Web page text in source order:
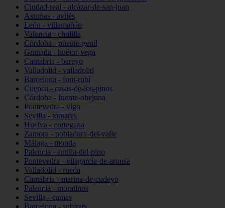
Ciudad-real - alcázar-de-san-juan
Asturias - avilés
León - villamañán
Valencia - chulilla
Córdoba - puente-genil
Granada - huétor-vega
Cantabria - bareyo
Valladolid - valladolid
Barcelona - font-rubí
Cuenca - casas-de-los-pinos
Córdoba - fuente-obejuna
Pontevedra - vigo
Sevilla - tomares
Huelva - cortegana
Zamora - pobladura-del-valle
Málaga - monda
Palencia - autilla-del-pino
Pontevedra - vilagarcía-de-arousa
Valladolid - rueda
Cantabria - marina-de-cudeyo
Palencia - moratinos
Sevilla - camas
Barcelona - subirats